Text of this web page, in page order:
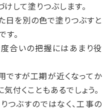
して塗りつぶします。
日を別の色で塗りつぶすと
す。
合いの把握にはあまり役
すが工期が近くなってか
付くこともあるでしょう。
つぶすのではなく、工事の